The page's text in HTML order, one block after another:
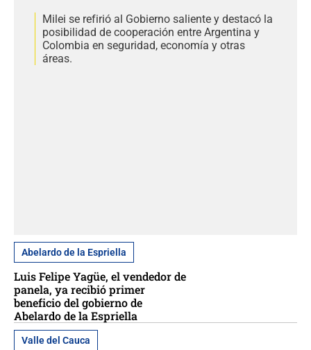
Milei se refirió al Gobierno saliente y destacó la
posibilidad de cooperación entre Argentina y
Colombia en seguridad, economía y otras
áreas.
Abelardo de la Espriella
Luis Felipe Yagüe, el vendedor de
panela, ya recibió primer
beneficio del gobierno de
Abelardo de la Espriella
Valle del Cauca